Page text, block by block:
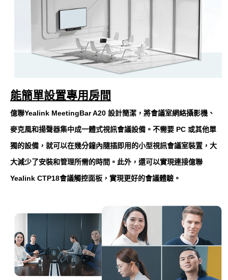
能簡單設置專用房間
億聯Yealink MeetingBar A20 設計簡潔，將會議室網絡攝影機、
麥克風和揚聲器集中成一體式視訊會議設備。不需要 PC 或其他單
獨的設備，就可以在幾分鐘內隨插即用的小型視訊會議室裝置，大
大減少了安裝和管理所需的時間。此外，還可以實現連接億聯
Yealink CTP18會議觸控面板，實現更好的會議體驗。